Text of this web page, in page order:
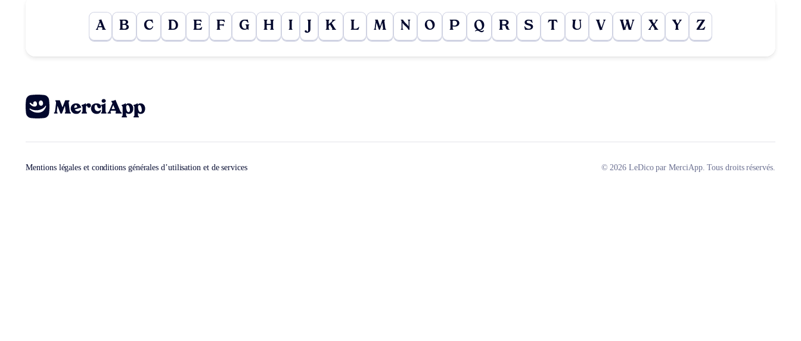
A B C D E F G H I J K L M N O P Q R S T U V W X Y Z
Mentions légales et conditions générales d’utilisation et de services © 2026 LeDico par MerciApp. Tous droits réservés.